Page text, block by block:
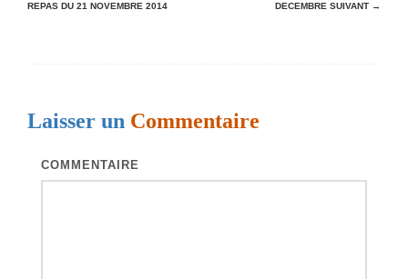
a
a
REPAS DU 21 NOVEMBRE 2014 DECEMBRE SUIVANT →
Laisser un Commentaire
COMMENTAIRE